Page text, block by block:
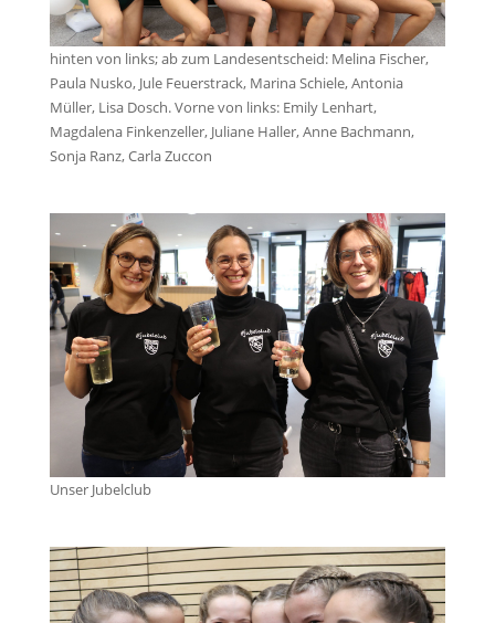
hinten von links; ab zum Landesentscheid: Melina Fischer,
Paula Nusko, Jule Feuerstrack, Marina Schiele, Antonia
Müller, Lisa Dosch. Vorne von links: Emily Lenhart,
Magdalena Finkenzeller, Juliane Haller, Anne Bachmann,
Sonja Ranz, Carla Zuccon
Unser Jubelclub